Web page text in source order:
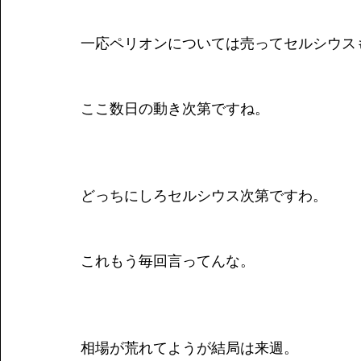
一応ペリオンについては売ってセルシウス
ここ数日の動き次第ですね。
どっちにしろセルシウス次第ですわ。
これもう毎回言ってんな。
相場が荒れてようが結局は来週。